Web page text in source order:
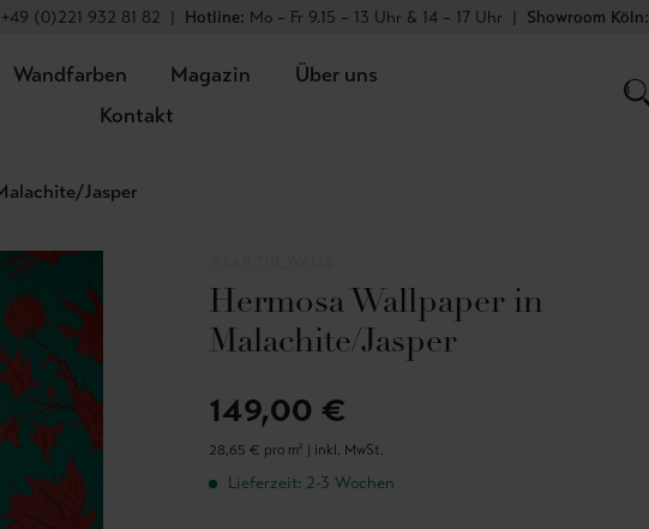
+49 (0)221 932 81 82 | Hotline: Mo – Fr 9.15 – 13 Uhr & 14 – 17 Uhr | Showroom Köln:
Wandfarben Magazin
Über uns
Kontakt
Jasper
Hermosa Wallpaper in
Malachite/Jasper
149,00 €
28,65 € pro m² | inkl. MwSt.
Lieferzeit: 2-3 Wochen